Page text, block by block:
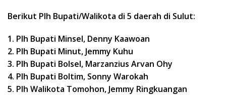
Berikut Plh Bupati/Walikota di 5 daerah di Sulut:
1. Plh Bupati Minsel, Denny Kaawoan
2. Plh Bupati Minut, Jemmy Kuhu
3. Plh Bupati Bolsel, Marzanzius Arvan Ohy
4. Plh Bupati Boltim, Sonny Warokah
5. Plh Walikota Tomohon, Jemmy Ringkuangan